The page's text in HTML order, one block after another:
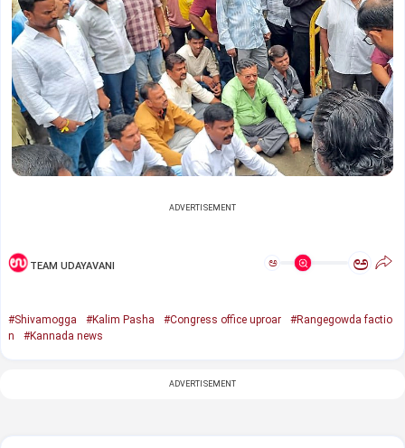
ADVERTISEMENT
TEAM UDAYAVANI ಅ ಅ
#Shivamogga #Kalim Pasha #Congress office uproar
#Rangegowda factio
n
#Kannada news
ADVERTISEMENT